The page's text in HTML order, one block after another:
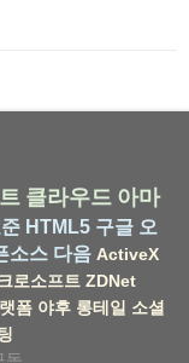
클라우드 아마
HTML5 구글 오
소스 다음 ActiveX
로소프트 ZDNet
폼 야후 롱테일 소셜
독